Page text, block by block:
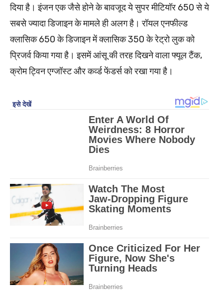
दिया है। इंजन एक जैसे होने के बावजूद ये सुपर मीटियॉर 650 से ये
सबसे ज्यादा डिजाइन के मामले ही अलग है। रॉयल एनफील्ड
क्लासिक 650 के डिजाइन में क्लासिक 350 के रेट्रो लुक को
प्रिजर्व किया गया है। इसमें आंसू की तरह दिखने वाला फ्यूल टैंक,
क्रोम ट्विन एग्जॉस्ट और कर्व्ड फेंडर्स को रखा गया है।